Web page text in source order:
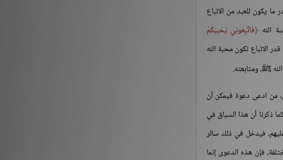
يكون للعبد من الاتباع
الله فَاتَّبِعُونِي يُحْبِبْكُمُ
الاتباع تكون محبة الله
ﷺ، ومتابعته.
من ادعى دعوة فيمكن أن
ذكرنا أن هذا السياق في
فيدخل في ذلك سائر
فإن هذه الدعوى إنما